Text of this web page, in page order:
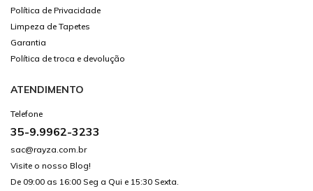
Política de Privacidade
Limpeza de Tapetes
Garantia
Política de troca e devolução
ATENDIMENTO
Telefone
35-9.9962-3233
sac@rayza.com.br
Visite o nosso Blog!
De 09:00 as 16:00 Seg a Qui e 15:30 Sexta.